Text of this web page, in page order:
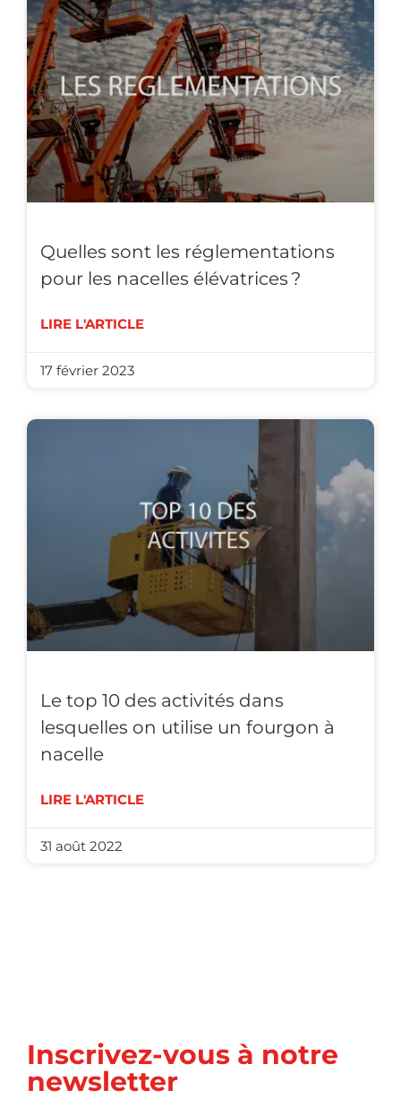
Quelles sont les réglementations
pour les nacelles élévatrices ?
LIRE L'ARTICLE
17 février 2023
Le top 10 des activités dans
lesquelles on utilise un fourgon à
nacelle
LIRE L'ARTICLE
31 août 2022
Inscrivez-vous à notre
newsletter